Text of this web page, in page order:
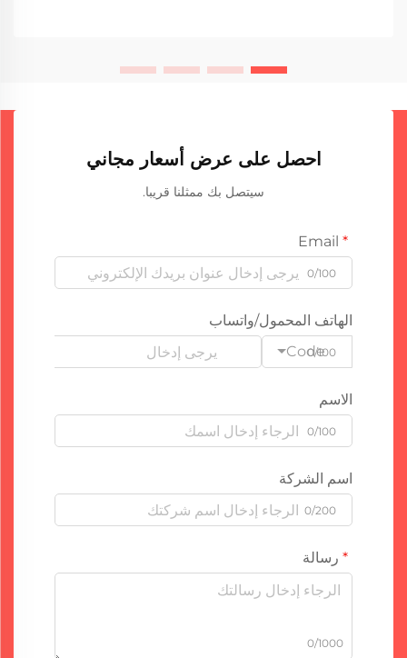
احصل على عرض أسعار مجاني
سيتصل بك ممثلنا قريبا.
0/100
الهاتف المحمول/واتساب
Code
0/100
الاسم
0/100
اسم الشركة
0/200
رسالة
0/1000